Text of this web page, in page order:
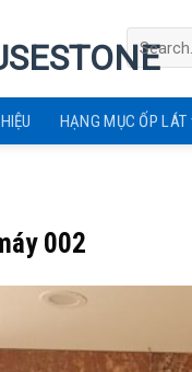
HẠNG MỤC ỐP LÁT
002